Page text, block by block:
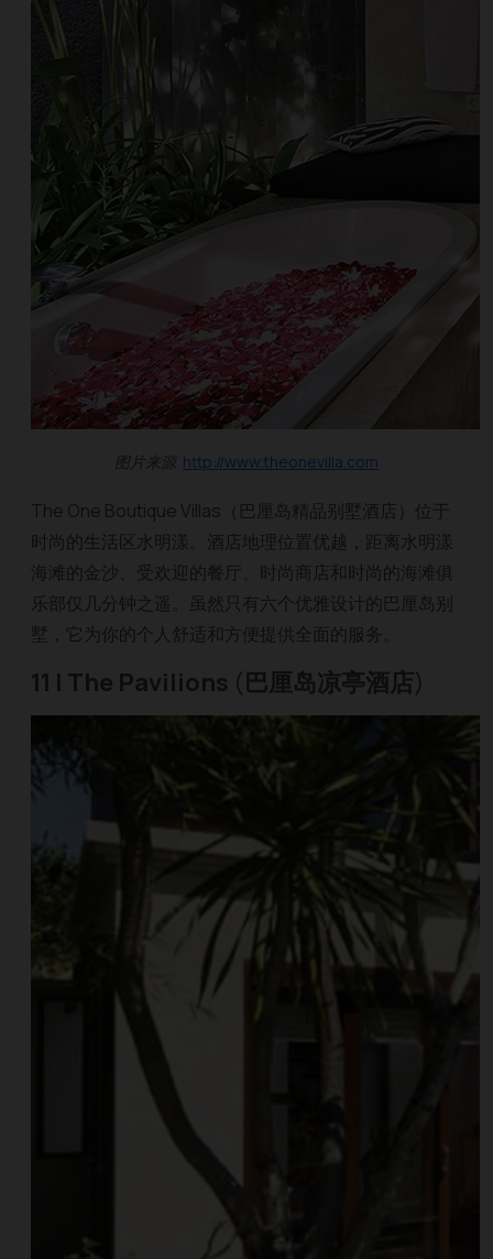
图片来源 http://www.theonevilla.com
The One Boutique Villas（巴厘岛精品别墅酒店）位于
时尚的生活区水明漾。酒店地理位置优越，距离水明漾
海滩的金沙、受欢迎的餐厅、时尚商店和时尚的海滩俱
乐部仅几分钟之遥。虽然只有六个优雅设计的巴厘岛别
墅，它为你的个人舒适和方便提供全面的服务。
11 | The Pavilions (巴厘岛凉亭酒店)